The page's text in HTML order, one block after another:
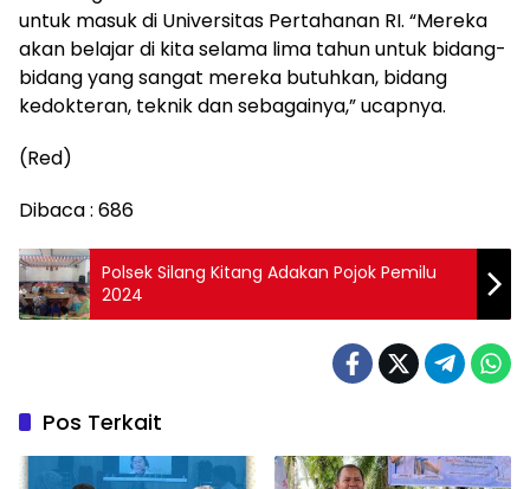
untuk masuk di Universitas Pertahanan RI. “Mereka
akan belajar di kita selama lima tahun untuk bidang-
bidang yang sangat mereka butuhkan, bidang
kedokteran, teknik dan sebagainya,” ucapnya.
(Red)
Dibaca : 686
Polsek Silang Kitang Adakan Pojok Pemilu
2024
Pos Terkait